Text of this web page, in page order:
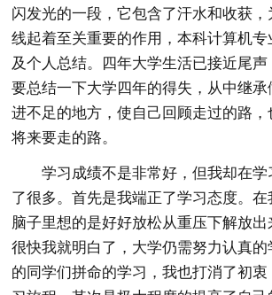
闪发光的一段，它包含了汗水和收获
线起着至关重要的作用，本科计算机专
及个人总结。四年大学生活已接近尾
要总结一下大学四年的得失，从中继
进不足的地方，使自己回顾走过的路
将来要走的路。
学习成绩不是非常好，但我却在
了很多。首先是我端正了学习态度。在
脑子里想的是好好放松从重压下解放
很快我就明白了，大学仍需努力认真的
的同学们拼命的学习，我也打消了初